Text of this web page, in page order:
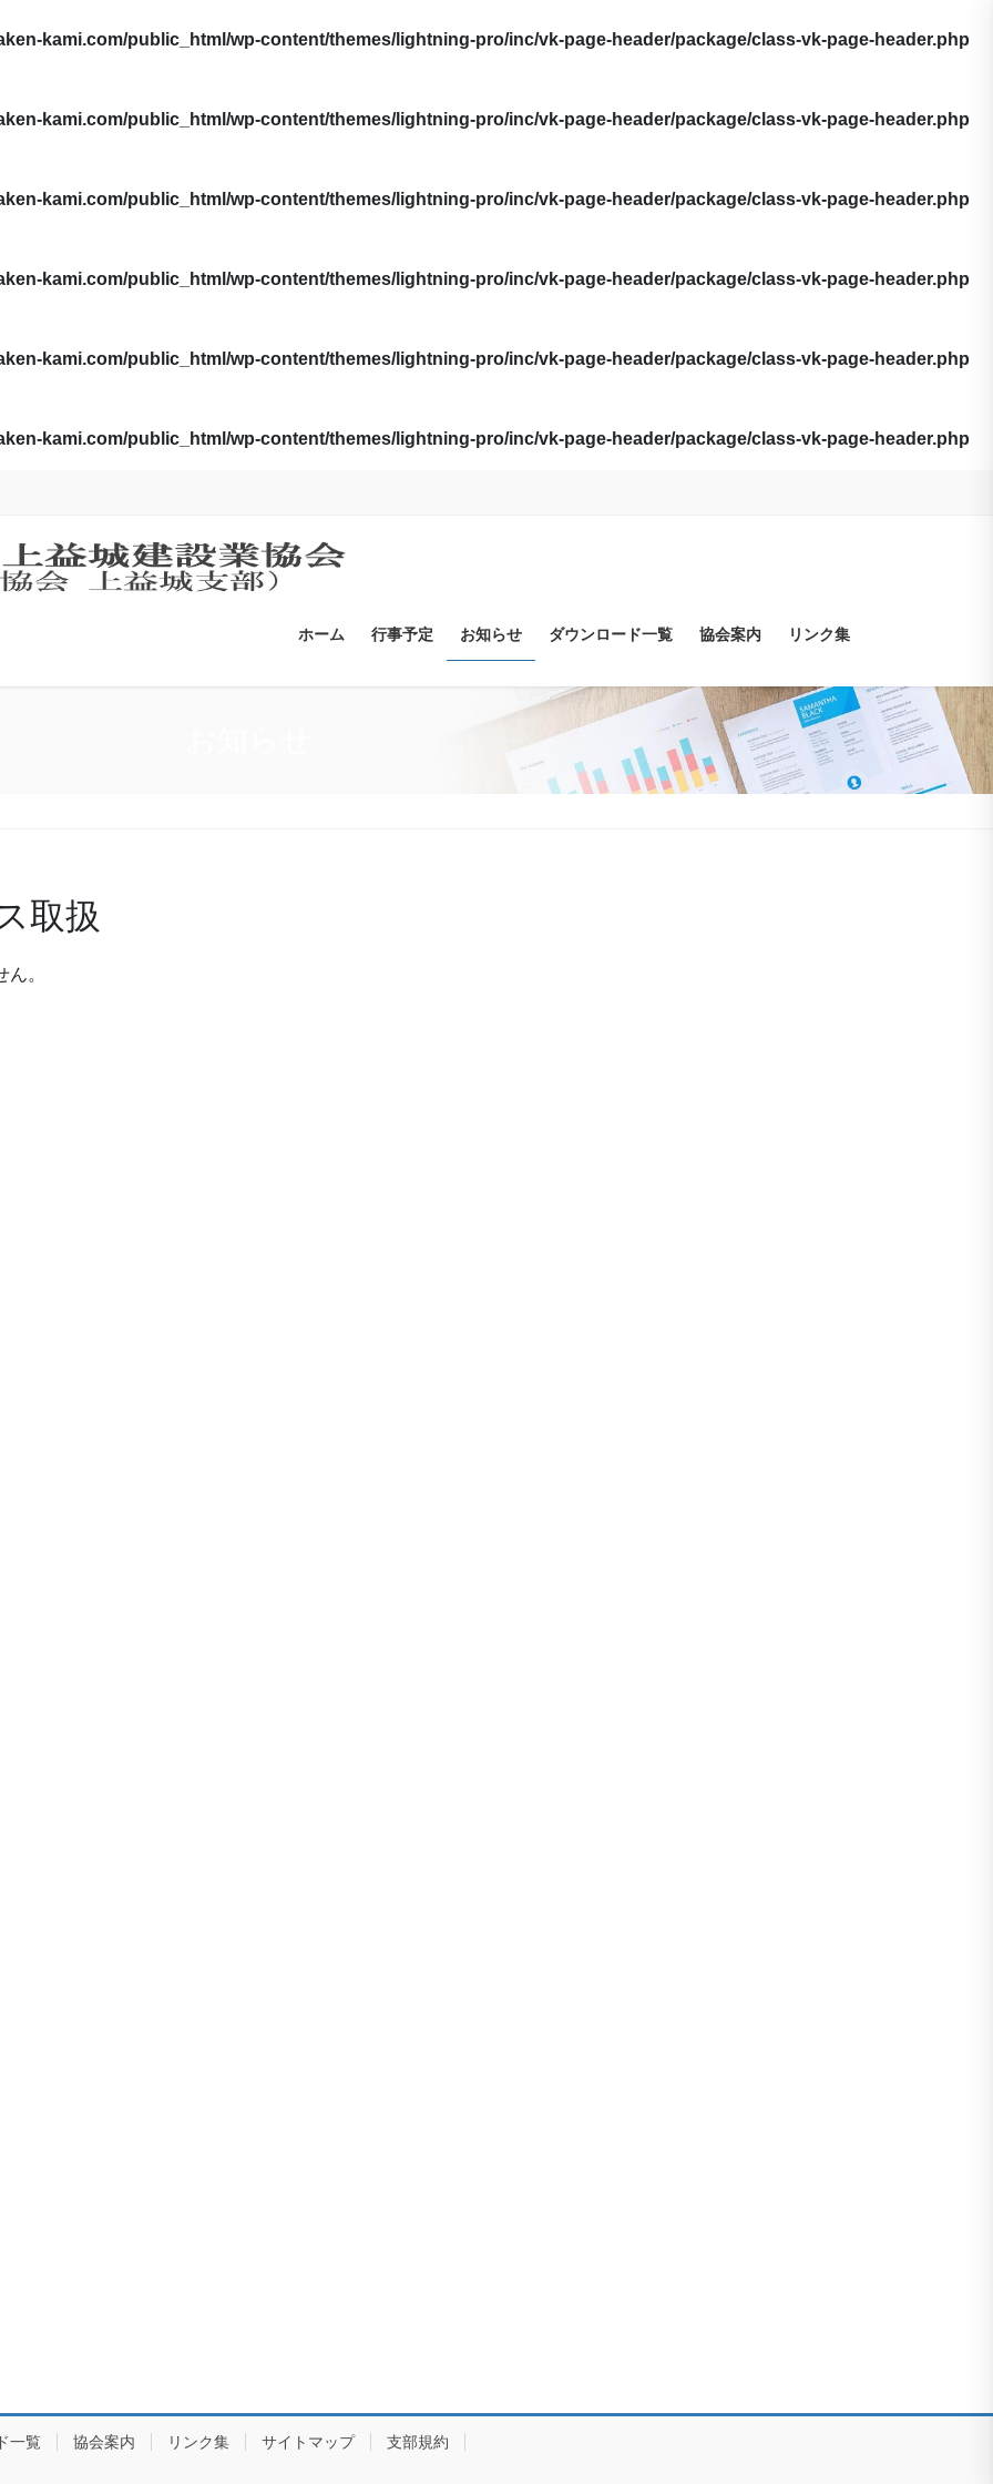
kami.com/public_html/wp-content/themes/lightning-pro/inc/vk-page-header/package/class-vk-page-header.php
kami.com/public_html/wp-content/themes/lightning-pro/inc/vk-page-header/package/class-vk-page-header.php
kami.com/public_html/wp-content/themes/lightning-pro/inc/vk-page-header/package/class-vk-page-header.php
kami.com/public_html/wp-content/themes/lightning-pro/inc/vk-page-header/package/class-vk-page-header.php
kami.com/public_html/wp-content/themes/lightning-pro/inc/vk-page-header/package/class-vk-page-header.php
kami.com/public_html/wp-content/themes/lightning-pro/inc/vk-page-header/package/class-vk-page-header.php
ホーム 行事予定 お知らせ ダウンロード一覧 協会案内 リンク集
取扱
。
一覧 協会案内 リンク集 サイトマップ 支部規約